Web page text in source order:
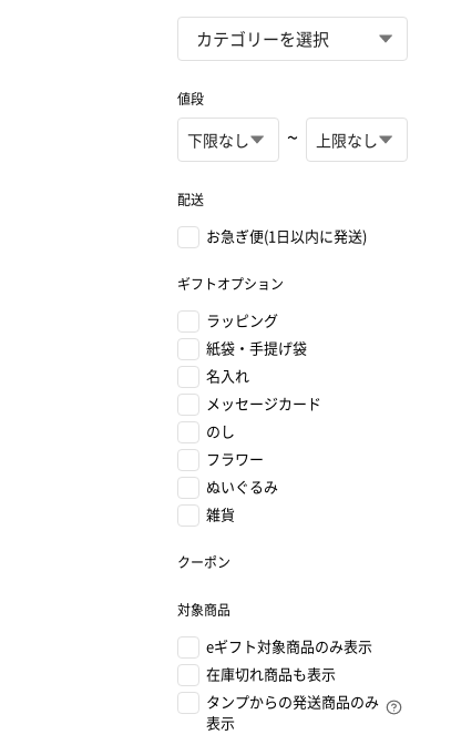
値段
~
配送
お急ぎ便(1日以内に発送)
ギフトオプション
ラッピング
紙袋・手提げ袋
名入れ
メッセージカード
のし
フラワー
ぬいぐるみ
雑貨
クーポン
対象商品
eギフト対象商品のみ表示
在庫切れ商品も表示
タンプからの発送商品のみ
表示